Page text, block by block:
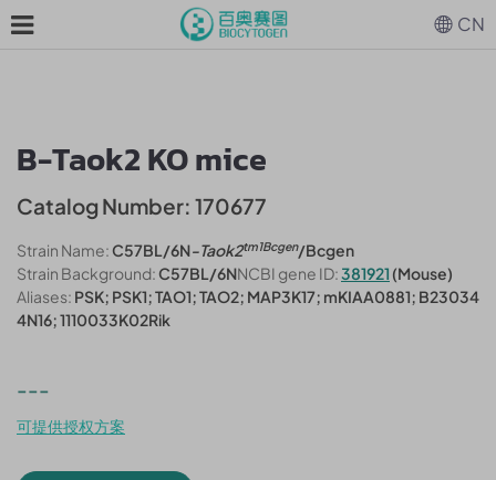
B-Taok2 KO mice
Catalog Number: 170677
Strain Name:C57BL/6N-Taok2tm1Bcgen/Bcgen
Strain Background:C57BL/6NNCBI gene ID:381921 (Mouse)
Aliases: PSK; PSK1; TAO1; TAO2; MAP3K17; mKIAA0881; B23034
4N16; 1110033K02Rik
---
可提供授权方案
CN